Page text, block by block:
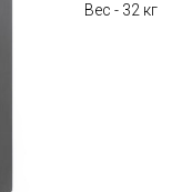
Вес - 32 кг